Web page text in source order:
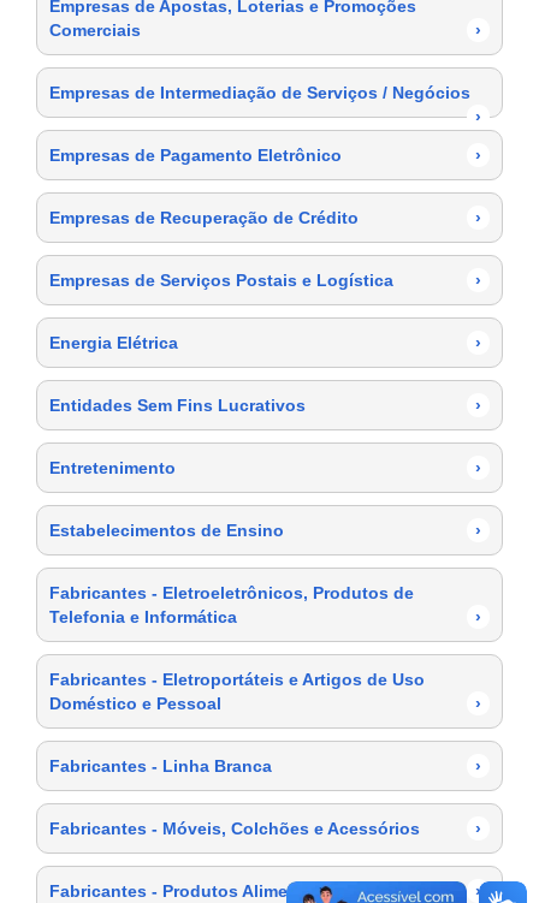
Empresas de Apostas, Loterias e Promoções
Comerciais
›
Empresas de Intermediação de Serviços / Negócios
›
Empresas de Pagamento Eletrônico
›
Empresas de Recuperação de Crédito ›
Empresas de Serviços Postais e Logística ›
Energia Elétrica ›
Entidades Sem Fins Lucrativos ›
Entretenimento ›
Estabelecimentos de Ensino ›
Fabricantes - Eletroeletrônicos, Produtos de
Telefonia e Informática
›
Fabricantes - Eletroportáteis e Artigos de Uso
Doméstico e Pessoal
›
Fabricantes - Linha Branca ›
Fabricantes - Móveis, Colchões e Acessórios ›
Fabricantes - Produtos Alimentícios ›